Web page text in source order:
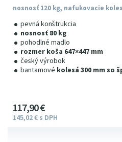
nosnosť 120 kg, nafukovacie
pevná konštrukcia
nosnosť 80 kg
pohodlné madlo
rozmer koša 647×447 mm
český výrobok
bantamové kolesá 300 mm so
117 90€
145 02€ s DPH